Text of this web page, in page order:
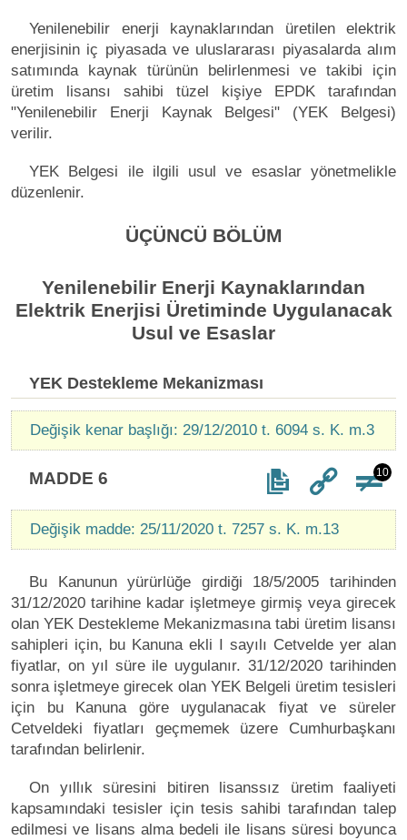
Yenilenebilir enerji kaynaklarından üretilen elektrik
enerjisinin iç piyasada ve uluslararası piyasalarda alım
satımında kaynak türünün belirlenmesi ve takibi için
üretim lisansı sahibi tüzel kişiye EPDK tarafından
"Yenilenebilir Enerji Kaynak Belgesi" (YEK Belgesi)
verilir.
YEK Belgesi ile ilgili usul ve esaslar yönetmelikle
düzenlenir.
ÜÇÜNCÜ BÖLÜM
Yenilenebilir Enerji Kaynaklarından
Elektrik Enerjisi Üretiminde Uygulanacak
Usul ve Esaslar
YEK Destekleme Mekanizması
Değişik kenar başlığı: 29/12/2010 t. 6094 s. K. m.3
MADDE 6 10
Değişik madde: 25/11/2020 t. 7257 s. K. m.13
Bu Kanunun yürürlüğe girdiği 18/5/2005 tarihinden
31/12/2020 tarihine kadar işletmeye girmiş veya girecek
olan YEK Destekleme Mekanizmasına tabi üretim lisansı
sahipleri için, bu Kanuna ekli I sayılı Cetvelde yer alan
fiyatlar, on yıl süre ile uygulanır. 31/12/2020 tarihinden
sonra işletmeye girecek olan YEK Belgeli üretim tesisleri
için bu Kanuna göre uygulanacak fiyat ve süreler
Cetveldeki fiyatları geçmemek üzere Cumhurbaşkanı
tarafından belirlenir.
On yıllık süresini bitiren lisanssız üretim faaliyeti
kapsamındaki tesisler için tesis sahibi tarafından talep
edilmesi ve lisans alma bedeli ile lisans süresi boyunca